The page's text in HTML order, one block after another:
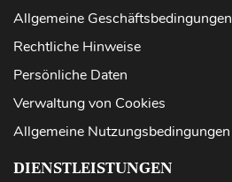
Allgemeine Geschäftsbedingungen
Rechtliche Hinweise
Persönliche Daten
Verwaltung von Cookies
Allgemeine Nutzungsbedingungen
DIENSTLEISTUNGEN